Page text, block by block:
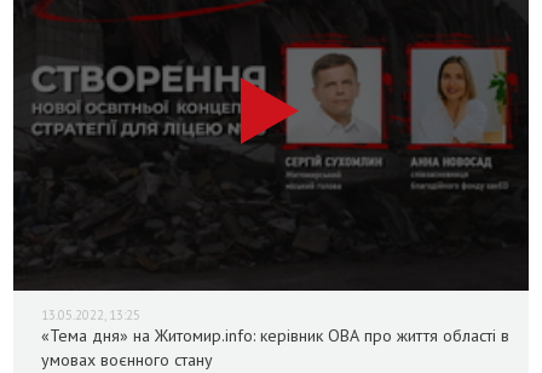
13.05.2022, 13:25
«Тема дня» на Житомир.info: керівник ОВА про життя області в
умовах воєнного стану